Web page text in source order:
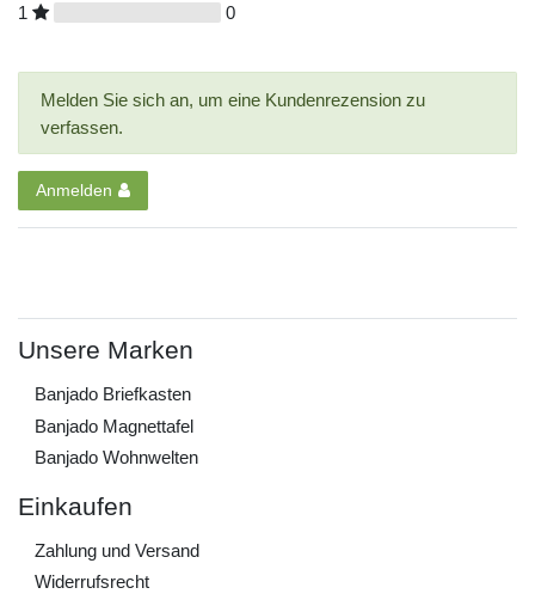
1
0
Melden Sie sich an, um eine Kundenrezension zu
verfassen.
Anmelden
Unsere Marken
Banjado Briefkasten
Banjado Magnettafel
Banjado Wohnwelten
Einkaufen
Zahlung und Versand
Widerrufs­recht